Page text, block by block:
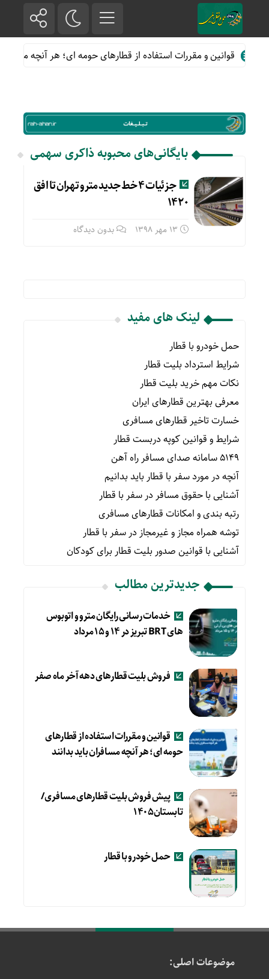
قوانین و مقررات استفاده از قطارهای حومه ای؛ هر آنچه مسافران
بایگانی‌های محبوبه ذاکری سهمی
جزئیات ۴ خط جدید مترو تهران تا افق
۱۴۲۰
13 مهر 1398 بدون دیدگاه
لینک های مفید
حمل خودرو با قطار
شرایط استرداد بلیت قطار
نکات مهم خرید بلیت قطار
معرفی بهترین قطارهای ایران
خسارت تاخیر قطارهای مسافری
شرایط و قوانین کوپه دربست قطار
۵۱۴۹ سامانه صدای مسافر راه آهن
آنچه در مورد سفر با قطار باید بدانیم
آشنایی با حقوق مسافر در سفر با قطار
رتبه بندی و امکانات قطارهای مسافری
توشه همراه مجاز و غیرمجاز در سفر با قطار
آشنایی با قوانین صدور بلیت قطار برای کودکان
جدیدترین مطالب
خدمات رسانی رایگان مترو و اتوبوس
های BRT تبریز در ۱۴ و ۱۵ مرداد
فروش بلیت قطارهای دهه آخر ماه صفر
قوانین و مقررات استفاده از قطارهای
حومه ای؛ هر آنچه مسافران باید بدانند
پیش فروش بلیت قطارهای مسافری/
تابستان۱۴۰۵
حمل خودرو با قطار
موضوعات اصلی: